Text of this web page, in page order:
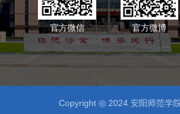
官方微信 官方微博
Copyright ◎ 2024 安阳师范学